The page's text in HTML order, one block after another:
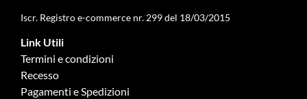
Iscr. Registro e-commerce nr. 299 del 18/03/2015
Link Utili
Termini e condizioni
Recesso
Pagamenti e Spedizioni